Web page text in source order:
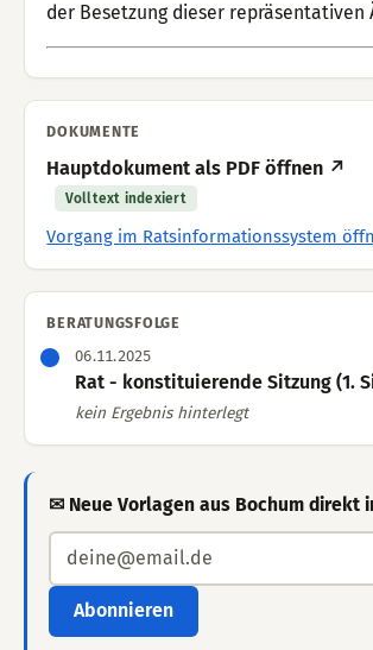
der Besetzung dieser repräsentativen
DOKUMENTE
Hauptdokument als PDF öffnen ↗
Volltext indexiert
Vorgang im Ratsinformationssystem
BERATUNGSFOLGE
06.11.2025
Rat - konstituierende Sitzung (1.
kein Ergebnis hinterlegt
✉ Neue Vorlagen aus Bochum direkt
Abonnieren